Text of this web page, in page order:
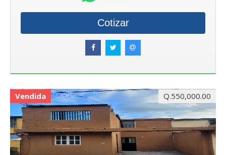
Cotizar
Vendida Q.550,000.00